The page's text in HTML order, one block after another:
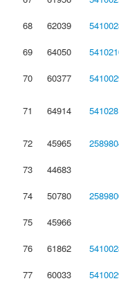
68
62039
69
64050
70
60377
71 64914
72 45965
73
44683
74
50780
75
45966
76
61862
77
60033